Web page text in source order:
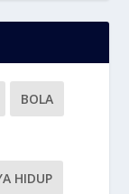
BOLA
HIDUP